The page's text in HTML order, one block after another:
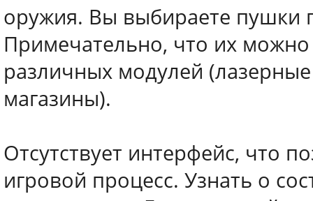
оружия. Вы выбираете пушки
Примечательно, что их
различных модулей
магазины).
Отсутствует интерфейс, что
игровой процесс. Узнать о